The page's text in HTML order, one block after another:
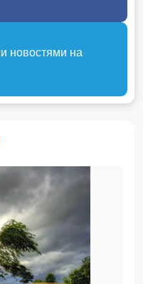
новостями на